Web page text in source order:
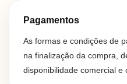
Pagamentos
As formas e condições de
na finalização da compra,
disponibilidade comercial e